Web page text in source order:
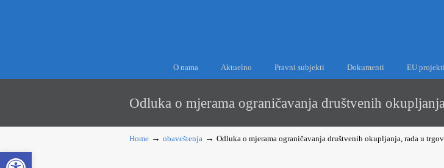
Open toolbar
O nama Aktuelno Pravni subjekti Dokumenti EU projekti
Odluka o mjerama ograničavanja društvenih
Home → obaveštenja → Odluka o mjerama ograničavanja društvenih okupljanja, rada u